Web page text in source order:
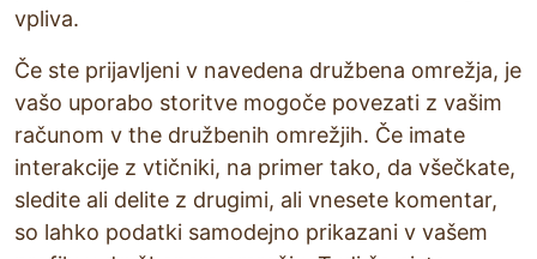
vpliva.
Če ste prijavljeni v navedena družbena omrežja, je
vašo uporabo storitve mogoče povezati z vašim
računom v the družbenih omrežjih. Če imate
interakcije z vtičniki, na primer tako, da všečkate,
sledite ali delite z drugimi, ali vnesete komentar,
so lahko podatki samodejno prikazani v vašem